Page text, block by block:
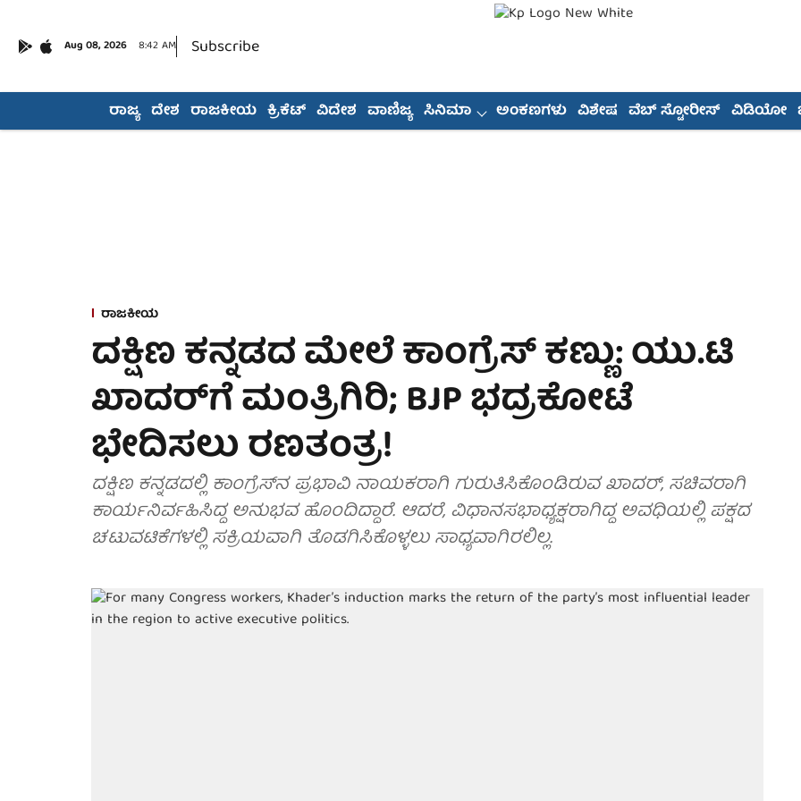
Aug 08, 2026 8:42 AM Subscribe
ರಾಜ್ಯ ದೇಶ ರಾಜಕೀಯ ಕ್ರಿಕೆಟ್ ವಿದೇಶ ವಾಣಿಜ್ಯ ಸಿನಿಮಾ ಅಂಕಣಗಳು ವಿಶೇಷ ವೆಬ್ ಸ್ಟೋರೀಸ್ ವಿಡಿಯೋ
ರಾಜಕೀಯ
ದಕ್ಷಿಣ ಕನ್ನಡದ ಮೇಲೆ ಕಾಂಗ್ರೆಸ್ ಕಣ್ಣು: ಯು.ಟಿ
ಖಾದರ್‌ಗೆ ಮಂತ್ರಿಗಿರಿ; BJP ಭದ್ರಕೋಟೆ
ಭೇದಿಸಲು ರಣತಂತ್ರ!
ದಕ್ಷಿಣ ಕನ್ನಡದಲ್ಲಿ ಕಾಂಗ್ರೆಸ್‌ನ ಪ್ರಭಾವಿ ನಾಯಕರಾಗಿ ಗುರುತಿಸಿಕೊಂಡಿರುವ ಖಾದರ್, ಸಚಿವರಾಗಿ
ಕಾರ್ಯನಿರ್ವಹಿಸಿದ್ದ ಅನುಭವ ಹೊಂದಿದ್ದಾರೆ. ಆದರೆ, ವಿಧಾನಸಭಾಧ್ಯಕ್ಷರಾಗಿದ್ದ ಅವಧಿಯಲ್ಲಿ ಪಕ್ಷದ
ಚಟುವಟಿಕೆಗಳಲ್ಲಿ ಸಕ್ರಿಯವಾಗಿ ತೊಡಗಿಸಿಕೊಳ್ಳಲು ಸಾಧ್ಯವಾಗಿರಲಿಲ್ಲ.